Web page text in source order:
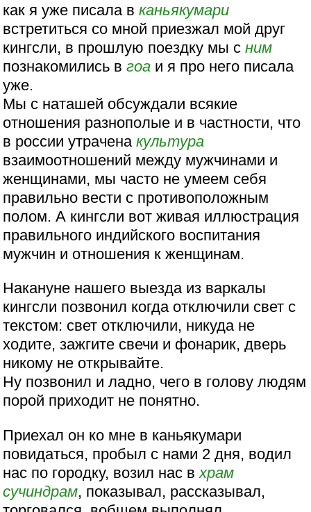
как я уже писала вканьякумари
встретиться со мной приезжал мой друг
кингсли, в прошлую поездку мы сним
познакомились вгоа и я про него писала
уже.
Мы с наташей обсуждали всякие
отношения разнополые и в частности, что
в россии утраченакультура
взаимоотношений между мужчинами и
женщинами, мы часто не умеем себя
правильно вести с противоположным
полом. А кингсли вот живая иллюстрация
правильного индийского воспитания
мужчин и отношения к женщинам.
Накануне нашего выезда из варкалы
кингсли позвонил когда отключили свет с
текстом: свет отключили, никуда не
ходите, зажгите свечи и фонарик, дверь
никому не открывайте.
Ну позвонил и ладно, чего в голову людям
порой приходит не понятно.
Приехал он ко мне в каньякумари
повидаться, пробыл с нами 2 дня, водил
нас по городку, возил нас вхрам
сучиндрам, показывал, рассказывал,